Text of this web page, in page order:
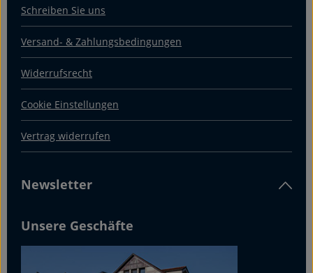
Schreiben Sie uns
Versand- & Zahlungsbedingungen
Widerrufsrecht
Cookie Einstellungen
Vertrag widerrufen
Newsletter
Unsere Geschäfte